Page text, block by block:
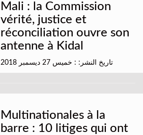
Mali : la Commission
vérité, justice et
réconciliation ouvre son
antenne à Kidal
تاريخ النشر: : خميس 27 ديسمبر 2018
Multinationales à la
barre : 10 litiges qui ont